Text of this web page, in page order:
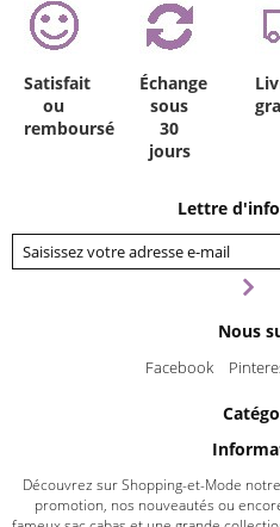
Satisfait
ou
remboursé
Échange
sous
30
jours
Lettre
Nous
Facebook
Découvrez sur Shopping-et-Mode
promotion, nos nouveautés ou